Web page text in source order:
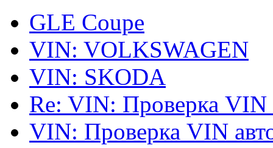
GLE Coupe
VIN: VOLKSWAGEN
VIN: SKODA
Re: VIN: Проверка VIN
VIN: Проверка VIN